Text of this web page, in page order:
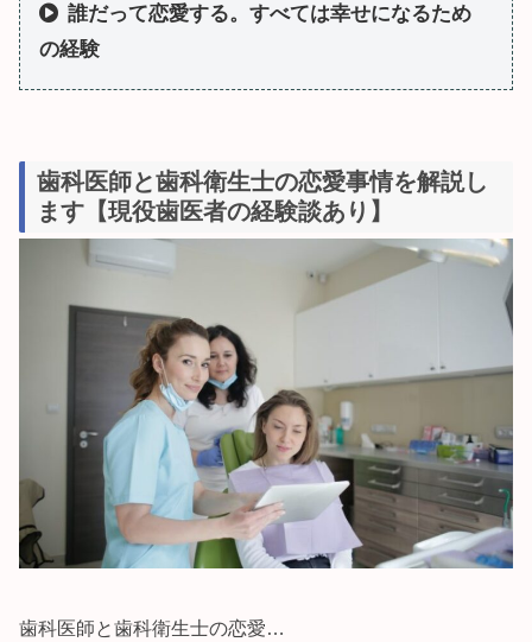
誰だって恋愛する。すべては幸せになるため
の経験
歯科医師と歯科衛生士の恋愛事情を解説し
ます【現役歯医者の経験談あり】
歯科医師と歯科衛生士の恋愛…